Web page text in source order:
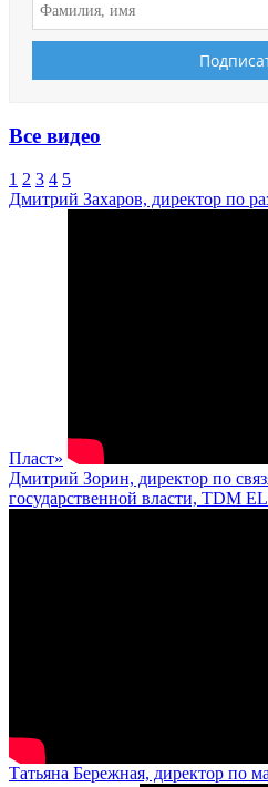
Все видео
1 2 3 4 5
Дмитрий Захаров, директор по
Пласт»
Дмитрий Зорин, директор по
государственной власти, TDM
Татьяна Бережная, директор по